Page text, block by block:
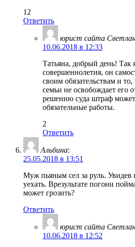
12
Ответить
юрист сайта
10.06.2018 в 12:33
Татьяна, добрый день!
совершеннолетия, он
своим обязательствам и
семьи не освобождает его
решению суда штраф
обязательные работы.
2
Ответить
Альбина:
25.05.2018 в 13:51
Муж пьяным сел за руль.
уехать. Врезультате погони
может грозить?
Ответить
юрист сайта
10.06.2018 в 12:52